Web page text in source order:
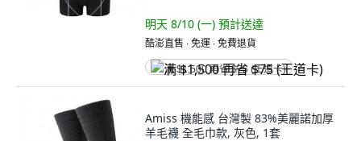
明天 8/10 (一) 預計送達
酷澎直售 ∙ 免運 ∙ 免費退貨
满 $1,500 再省 $75 (王道卡)
Amiss 機能感 台灣製 83%美麗諾加厚
羊毛襪 全毛巾款, 灰色, 1套